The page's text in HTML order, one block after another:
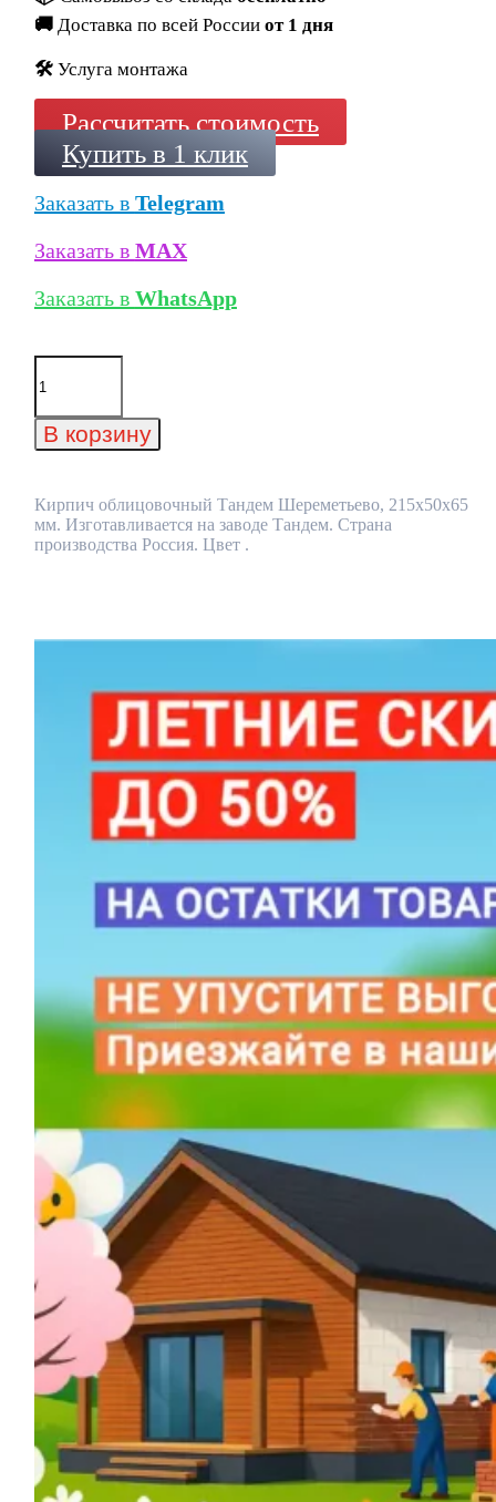
🚚 Доставка по всей России от 1 дня
🛠️ Услуга монтажа
Рассчитать стоимость
Купить в 1 клик
Заказать в Telegram
Заказать в MAX
Заказать в WhatsApp
Количество
товара
облицовочный
Тандем
мм
В корзину
Кирпич облицовочный Тандем Шереметьево, 215x50x65
мм. Изготавливается на заводе Тандем. Страна
производства Россия. Цвет .